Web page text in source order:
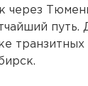
через